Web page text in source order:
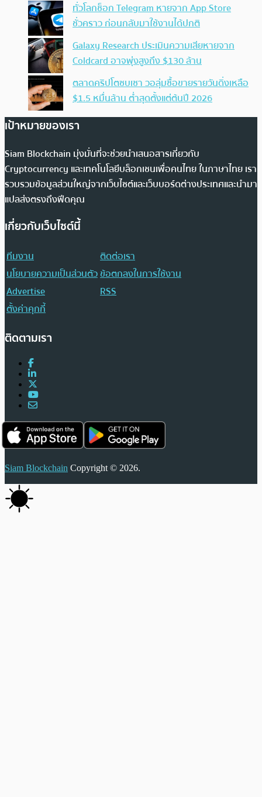
ทั่วโลกช็อก Telegram หายจาก App Store
ชั่วคราว ก่อนกลับมาใช้งานได้ปกติ
Galaxy Research ประเมินความเสียหายจาก
Coldcard อาจพุ่งสูงถึง $130 ล้าน
ตลาดคริปโตซบเซา วอลุ่มซื้อขายรายวันดิ่งเหลือ
$1.5 หมื่นล้าน ต่ำสุดตั้งแต่ต้นปี 2026
เป้าหมายของเรา
Siam Blockchain มุ่งมั่นที่จะช่วยนำเสนอสารเกี่ยวกับ
Cryptocurrency และเทคโนโลยีบล็อกเชนเพื่อคนไทย ในภาษาไทย เรา
รวบรวมข้อมูลส่วนใหญ่จากเว็บไซต์และเว็บบอร์ดต่างประเทศและนำมา
แปลส่งตรงถึงฟีดคุณ
เกี่ยวกับเว็บไซต์นี้
ทีมงาน
ติดต่อเรา
นโยบายความเป็นส่วนตัวข้อตกลงในการใช้งาน
Advertise
RSS
ตั้งค่าคุกกี้
ติดตามเรา
Siam Blockchain Copyright © 2026.